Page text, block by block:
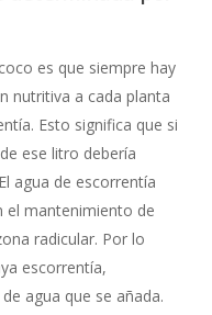
es que siempre hay
nutritiva a cada planta
Esto significa que si
ese litro debería
agua de escorrentía
el mantenimiento de
radicular. Por lo
escorrentía,
agua que se añada.